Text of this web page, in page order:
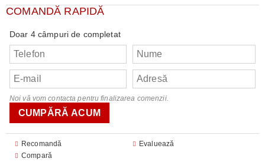
COMANDĂ RAPIDĂ
Doar 4 câmpuri de completat
Noi vă vom contacta pentru finalizarea comenzii.
Recomandă
Evaluează
Compară